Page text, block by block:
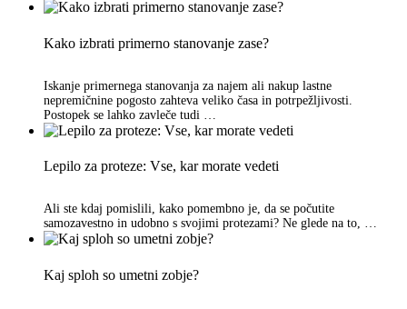
Kako izbrati primerno stanovanje zase?
Iskanje primernega stanovanja za najem ali nakup lastne
nepremičnine pogosto zahteva veliko časa in potrpežljivosti.
Postopek se lahko zavleče tudi …
Lepilo za proteze: Vse, kar morate vedeti
Ali ste kdaj pomislili, kako pomembno je, da se počutite
samozavestno in udobno s svojimi protezami? Ne glede na to, …
Kaj sploh so umetni zobje?